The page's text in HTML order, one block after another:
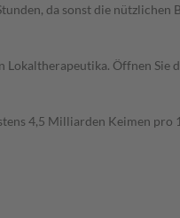
da sonst die
Öffnen
4,5 Milliarden Keimen pro